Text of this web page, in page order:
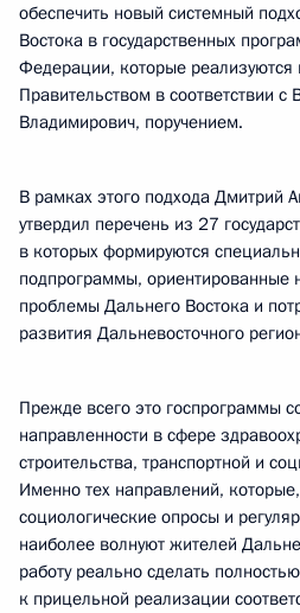
обеспечить новый системный
Востока в государственных
Федерации, которые реализуются
Правительством в соответствии
Владимирович, поручением.
В рамках этого подхода Дмитрий
утвердил перечень из 27
в которых формируются
подпрограммы, ориентированные
проблемы Дальнего Востока и
развития Дальневосточного
Прежде всего это госпрограммы
направленности в сфере
строительства, транспортной и
Именно тех направлений,
социологические опросы и
наиболее волнуют жителей
работу реально сделать
к прицельной реализации